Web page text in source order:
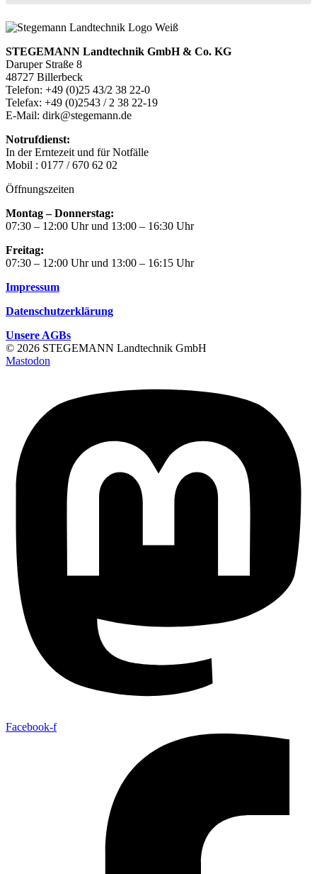
STEGEMANN Landtechnik GmbH & Co. KG
Daruper Straße 8
48727 Billerbeck
Telefon: +49 (0)25 43/2 38 22-0
Telefax: +49 (0)2543 / 2 38 22-19
E-Mail: dirk@stegemann.de
Notrufdienst:
In der Erntezeit und für Notfälle
Mobil : 0177 / 670 62 02
Öffnungszeiten
Montag – Donnerstag:
07:30 – 12:00 Uhr und 13:00 – 16:30 Uhr
Freitag:
07:30 – 12:00 Uhr und 13:00 – 16:15 Uhr
Impressum
Datenschutzerklärung
Unsere AGBs
© 2026 STEGEMANN Landtechnik GmbH
Mastodon
Facebook-f